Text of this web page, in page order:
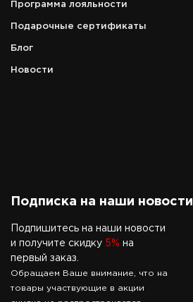
Программа лояльности
Подарочные сертификаты
Блог
Новости
Подписка на наши новости
Подпишитесь на наши новости
и получите скидку 5% на
первый заказ.
Обращаем Ваше внимание, что на
товары участвующие в акции